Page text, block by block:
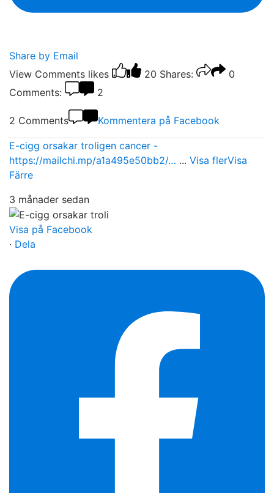
Share by Email
View Comments likes 20 Shares:
0
Comments:
2
2 Comments Kommentera på Facebook
E-cigg orsakar troligen cancer -
https://mailchi.mp/a1a495e50bb2/… ... Visa flerVisa
Färre
3 månader sedan
Visa på Facebook
· Dela